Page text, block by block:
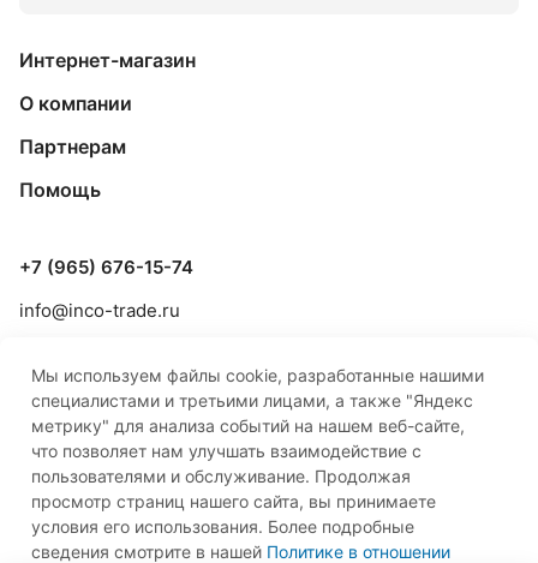
Интернет-магазин
О компании
Партнерам
Помощь
+7 (965) 676-15-74
info@inco-trade.ru
© 2026 ООО «Инко-Трейд»
Мы используем файлы cookie, разработанные нашими
специалистами и третьими лицами, а также "Яндекс
метрику" для анализа событий на нашем веб-сайте,
что позволяет нам улучшать взаимодействие с
пользователями и обслуживание. Продолжая
просмотр страниц нашего сайта, вы принимаете
условия его использования. Более подробные
сведения смотрите в нашей Политике в отношении